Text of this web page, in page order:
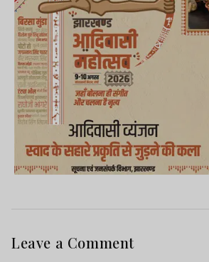
Leave a Comment